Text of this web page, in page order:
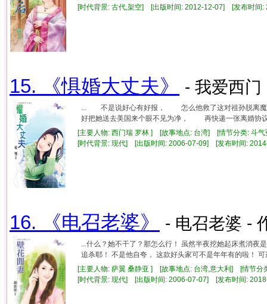
[时代背景: 古代,架空] [出版时间: 2012-12-07] [发布时
15. 《惧婚大丈夫》 - 我爱西
... 不是说好心有好报， 怎么他救了这对祖孙脱
好把她送去美国来个眼不见为净， 再快递一张离婚协
[主要人物: 西门瑞 罗林 ] [故事地点: 台湾] [情节分类: 斗气
[时代背景: 现代] [出版时间: 2006-07-09] [发布时间:
16. 《电召老婆》 - 电召老婆 -
...什么？她不干了？那怎么行！ 虽然半夜挖她起床煮消
追杀耶！ 不是他自夸， 这款好头家可不是年年有的啦！ 可
[主要人物: 萨翼 桑静亚 ] [故事地点: 台湾,意大利] [情节分
[时代背景: 现代] [出版时间: 2006-07-07] [发布时间: